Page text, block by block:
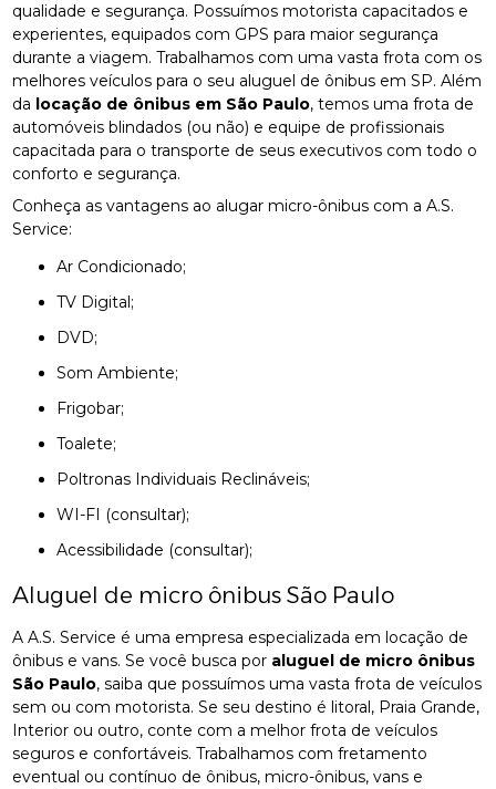
qualidade e segurança. Possuímos motorista capacitados e
experientes, equipados com GPS para maior segurança
durante a viagem. Trabalhamos com uma vasta frota com os
melhores veículos para o seu aluguel de ônibus em SP. Além
da locação de ônibus em São Paulo, temos uma frota de
automóveis blindados (ou não) e equipe de profissionais
capacitada para o transporte de seus executivos com todo o
conforto e segurança.
Conheça as vantagens ao alugar micro-ônibus com a A.S.
Service:
Ar Condicionado;
TV Digital;
DVD;
Som Ambiente;
Frigobar;
Toalete;
Poltronas Individuais Reclináveis;
WI-FI (consultar);
Acessibilidade (consultar);
Aluguel de micro ônibus São Paulo
A A.S. Service é uma empresa especializada em locação de
ônibus e vans. Se você busca por aluguel de micro ônibus
São Paulo, saiba que possuímos uma vasta frota de veículos
sem ou com motorista. Se seu destino é litoral, Praia Grande,
Interior ou outro, conte com a melhor frota de veículos
seguros e confortáveis. Trabalhamos com fretamento
eventual ou contínuo de ônibus, micro-ônibus, vans e